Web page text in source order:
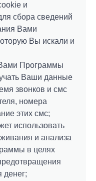
и
сбора сведений
Вами
Вы искали и
Программы
Ваши данные
звонков и смс
номера
этих смс;
использовать
и анализа
в целях
денег;